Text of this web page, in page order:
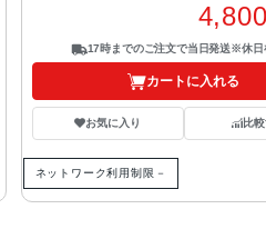
4,800
17時までのご注文で当日発送※休日
カートに入れる
お気に入り 比
ネットワーク利用制限－